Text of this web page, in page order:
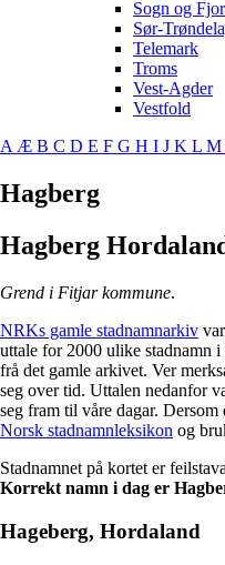
Sogn og
Sør-
Telemark
Troms
Vest-Agder
Vestfold
AÆ B C D E F G H I J K L M
Hagberg
Hagberg
Grend i Fitjar kommune.
NRKs gamle stadnamnarkiv
uttale for 2000 ulike stadnamn
frå det gamle arkivet. Ver
seg over tid. Uttalen nedanfor
seg fram til våre dagar.
Norsk stadnamnleksikon og
Stadnamnet på kortet er
Korrekt namn i dag er
Hageberg, Hordaland